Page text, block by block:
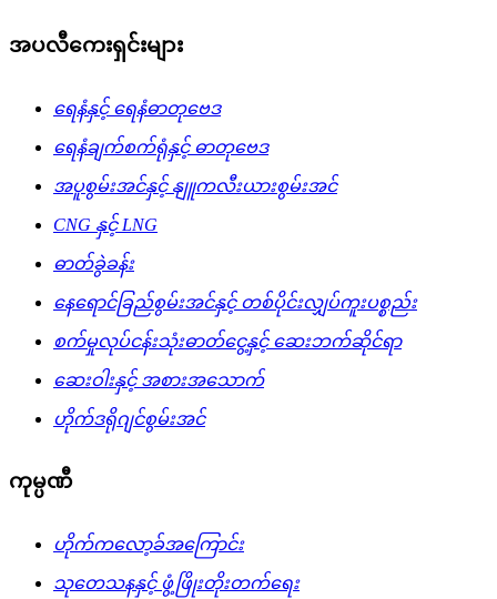
အပလီကေးရှင်းများ
ရေနံနှင့် ရေနံဓာတုဗေဒ
ရေနံချက်စက်ရုံနှင့် ဓာတုဗေဒ
အပူစွမ်းအင်နှင့် နျူကလီးယားစွမ်းအင်
CNG နှင့် LNG
ဓာတ်ခွဲခန်း
နေရောင်ခြည်စွမ်းအင်နှင့် တစ်ပိုင်းလျှပ်ကူးပစ္စည်း
စက်မှုလုပ်ငန်းသုံးဓာတ်ငွေ့နှင့် ဆေးဘက်ဆိုင်ရာ
ဆေးဝါးနှင့် အစားအသောက်
ဟိုက်ဒရိုဂျင်စွမ်းအင်
ကုမ္ပဏီ
ဟိုက်ကလော့ခ်အကြောင်း
သုတေသနနှင့် ဖွံ့ဖြိုးတိုးတက်ရေး